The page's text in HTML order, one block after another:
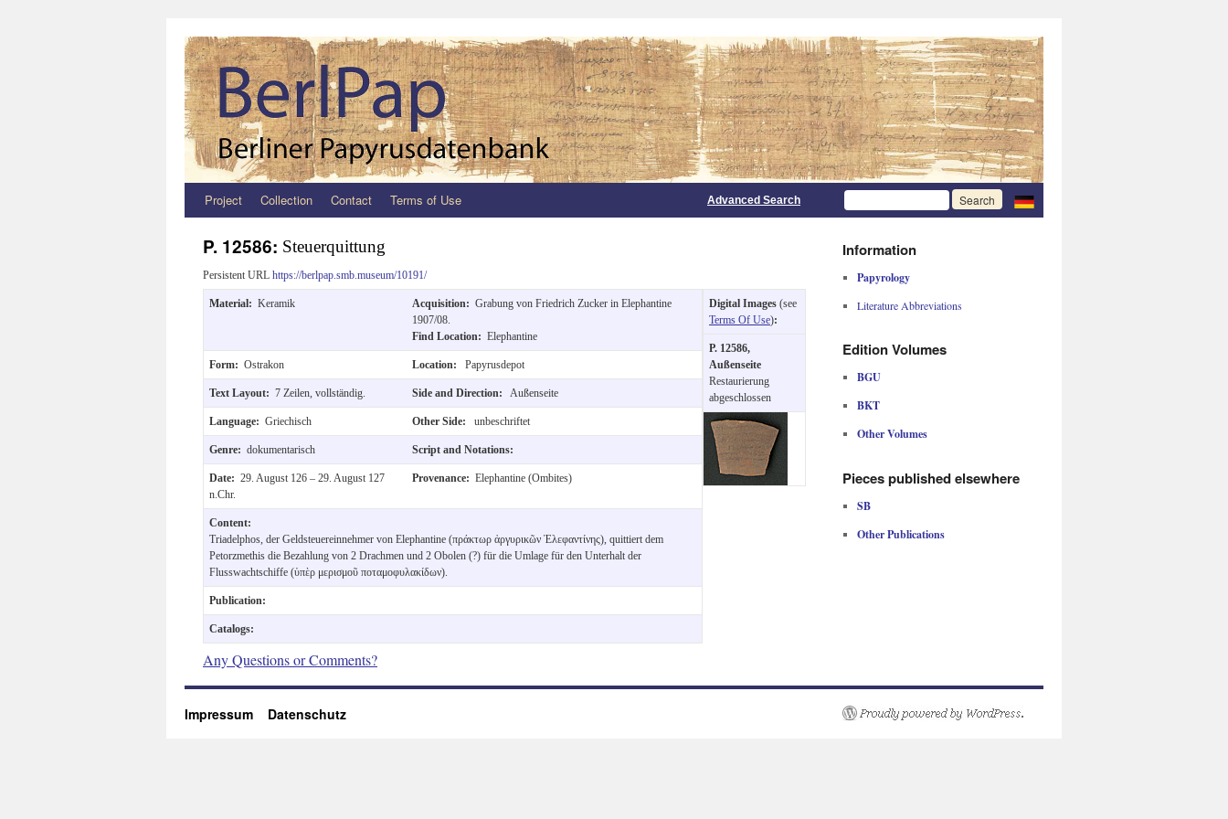
Zum
springen
Project Collection Contact Terms of Use Advanced Search
P. 12586: Steuerquittung
Persistent URL https://berlpap.smb.museum/10191/
Material: Keramik Acquisition: Grabung von Friedrich Zucker in Elephantine
1907/08.
Find Location: Elephantine
Form: Ostrakon Location: Papyrusdepot
Text Layout: 7 Zeilen, vollständig. Side and Direction: Außenseite
Language: Griechisch Other Side: unbeschriftet
Genre: dokumentarisch Script and Notations:
Date: 29. August 126 – 29. August 127
n.Chr.
Provenance: Elephantine (Ombites)
Content:
Triadelphos, der Geldsteuereinnehmer von Elephantine (πράκτωρ ἀργυρικῶν Ἐλεφαντίνης), quittiert dem
Petorzmethis die Bezahlung von 2 Drachmen und 2 Obolen (?) für die Umlage für den Unterhalt der
Flusswachtschiffe (ὑπὲρ μερισμοῦ ποταμοφυλακίδων).
Publication:
Catalogs:
Digital Images (see
Terms Of Use):
P. 12586,
Außenseite
Restaurierung
abgeschlossen
Any Questions or Comments?
Information
Papyrology
Literature Abbreviations
Edition Volumes
BGU
BKT
Other Volumes
Pieces published elsewhere
SB
Other Publications
Impressum Datenschutz